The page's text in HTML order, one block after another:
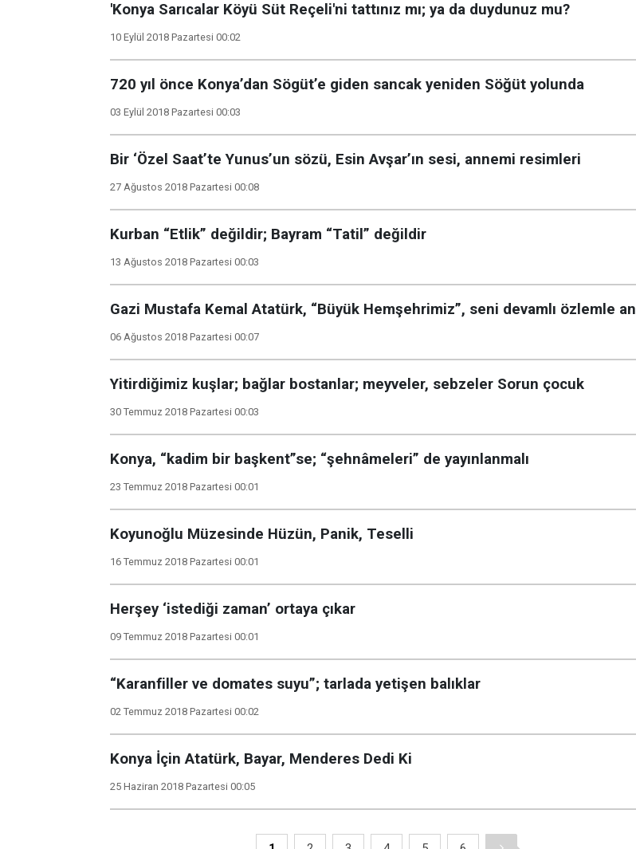
'Konya Sarıcalar Köyü Süt Reçeli'ni tattınız mı; ya da duydunuz mu?
10 Eylül 2018 Pazartesi 00:02
720 yıl önce Konya’dan Sögüt’e giden sancak yeniden Söğüt yolunda
03 Eylül 2018 Pazartesi 00:03
Bir ‘Özel Saat’te Yunus’un sözü, Esin Avşar’ın sesi, annemi resimleri
27 Ağustos 2018 Pazartesi 00:08
Kurban “Etlik” değildir; Bayram “Tatil” değildir
13 Ağustos 2018 Pazartesi 00:03
Gazi Mustafa Kemal Atatürk, “Büyük Hemşehrimiz”, seni devamlı özlemle an
06 Ağustos 2018 Pazartesi 00:07
Yitirdiğimiz kuşlar; bağlar bostanlar; meyveler, sebzeler Sorun çocuk
30 Temmuz 2018 Pazartesi 00:03
Konya, “kadim bir başkent”se; “şehnâmeleri” de yayınlanmalı
23 Temmuz 2018 Pazartesi 00:01
Koyunoğlu Müzesinde Hüzün, Panik, Teselli
16 Temmuz 2018 Pazartesi 00:01
Herşey ‘istediği zaman’ ortaya çıkar
09 Temmuz 2018 Pazartesi 00:01
“Karanfiller ve domates suyu”; tarlada yetişen balıklar
02 Temmuz 2018 Pazartesi 00:02
Konya İçin Atatürk, Bayar, Menderes Dedi Ki
25 Haziran 2018 Pazartesi 00:05